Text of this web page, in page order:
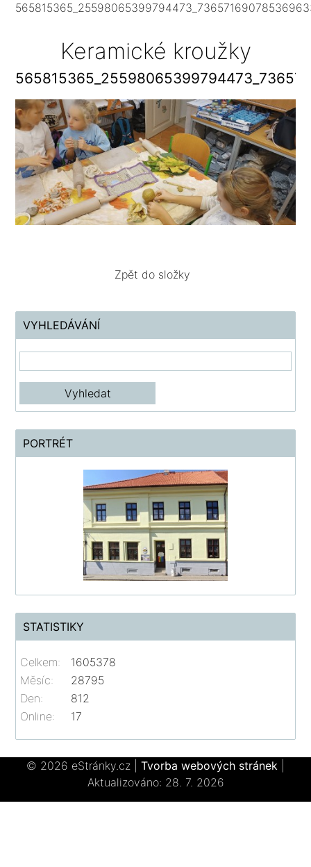
Keramické kroužky
Zpět do složky
VYHLEDÁVÁNÍ
PORTRÉT
STATISTIKY
Online: 17
Celkem:
1605378
Měsíc:
28795
Den:
812
© 2026 eStránky.cz Tvorba webových stránek
Aktualizováno: 28. 7. 2026